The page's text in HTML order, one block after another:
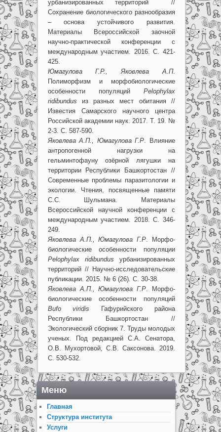
урбанизированных территорий //
Сохранение биологического разнообразия
– основа устойчивого развития.
Материалы Всероссийской заочной
научно-практической конференции с
международным участием. 2016. С. 421-
425.
Юмагулова Г.Р., Яковлева А.П.
Полиморфизм и морфобиологические
особенности популяций Pelophylax
ridibundus из разных мест обитания //
Известия Самарского научного центра
Российской академии наук. 2017. Т. 19. №
2-3. С. 587-590.
Яковлева А.П., Юмагулова Г.Р . Влияние
антропогенной нагрузки на
гельминтофауну озёрной лягушки на
территории Республики Башкортостан //
Современные проблемы паразитологии и
экологии. Чтения, посвященные памяти
С.С. Шульмана. Материалы
Всероссийской научной конференции с
международным участием. 2018. С. 346-
249.
Яковлева А.П., Юмагулова Г.Р . Морфо-
биологические особенности популяции
Pelophylax ridibundus урбанизированных
территорий // Научно-исследовательские
публикации. 2015. № 6 (26). С. 30-38.
Яковлева А.П., Юмагулова Г.Р . Морфо-
биологические особенности популяций
Bufo viridis Гафурийского района
Республики Башкортостан //
Экологический сборник 7. Труды молодых
ученых. Под редакцией С.А. Сенатора,
О.В. Мухортовой, С.В. Саксонова. 2019.
С. 530-532.
Меню
Главная
Структура института
Услуги